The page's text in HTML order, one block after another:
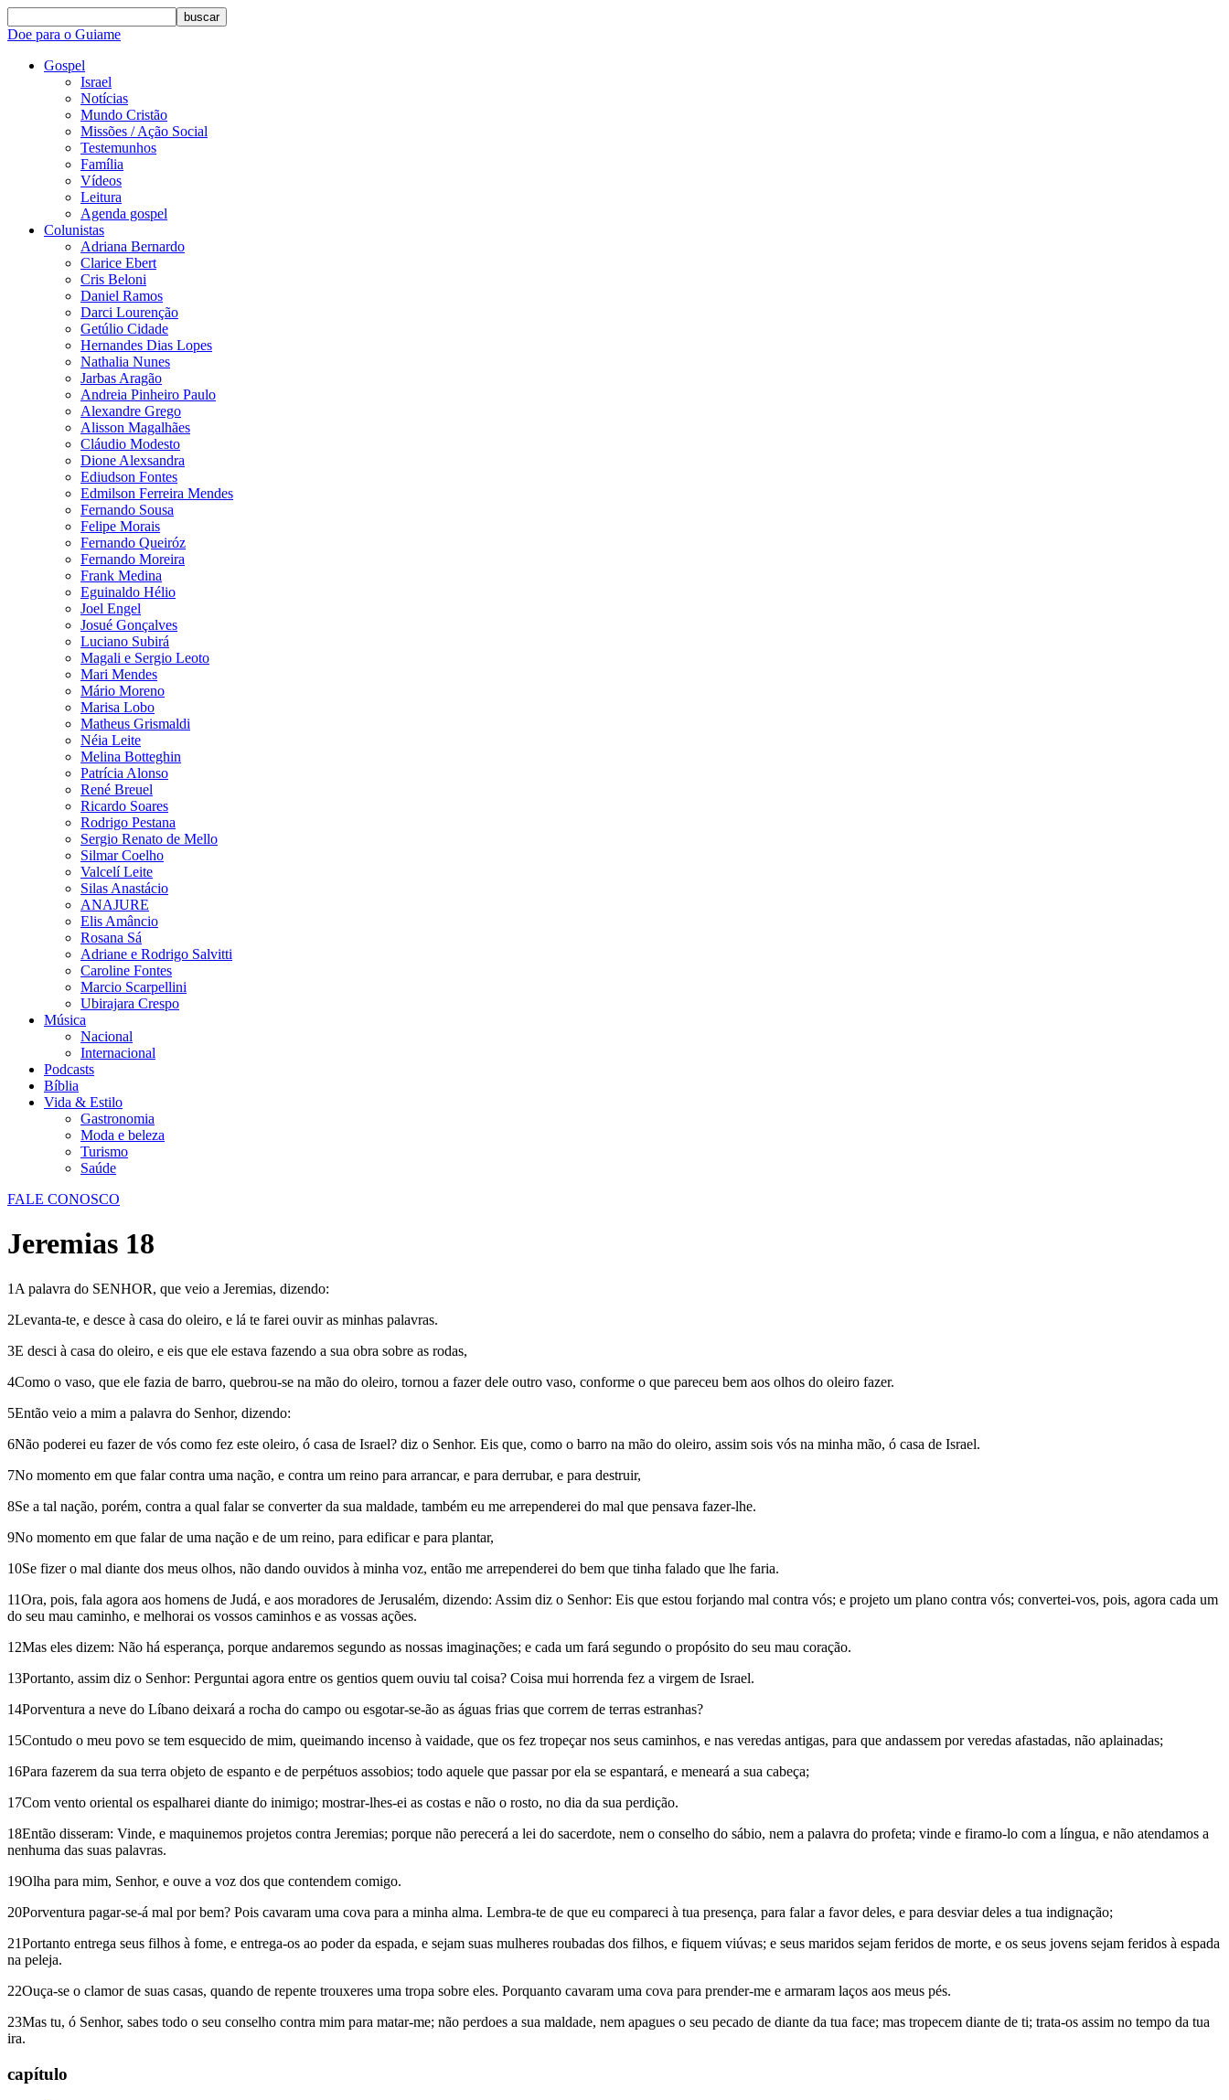
buscar
Doe para o Guiame
Gospel
Israel
Notícias
Mundo Cristão
Missões / Ação Social
Testemunhos
Família
Vídeos
Leitura
Agenda gospel
Colunistas
Adriana Bernardo
Clarice Ebert
Cris Beloni
Daniel Ramos
Darci Lourenção
Getúlio Cidade
Hernandes Dias Lopes
Nathalia Nunes
Jarbas Aragão
Andreia Pinheiro Paulo
Alexandre Grego
Alisson Magalhães
Cláudio Modesto
Dione Alexsandra
Ediudson Fontes
Edmilson Ferreira Mendes
Fernando Sousa
Felipe Morais
Fernando Queiróz
Fernando Moreira
Frank Medina
Eguinaldo Hélio
Joel Engel
Josué Gonçalves
Luciano Subirá
Magali e Sergio Leoto
Mari Mendes
Mário Moreno
Marisa Lobo
Matheus Grismaldi
Néia Leite
Melina Botteghin
Patrícia Alonso
René Breuel
Ricardo Soares
Rodrigo Pestana
Sergio Renato de Mello
Silmar Coelho
Valcelí Leite
Silas Anastácio
ANAJURE
Elis Amâncio
Rosana Sá
Adriane e Rodrigo Salvitti
Caroline Fontes
Marcio Scarpellini
Ubirajara Crespo
Música
Nacional
Internacional
Podcasts
Bíblia
Vida & Estilo
Gastronomia
Moda e beleza
Turismo
Saúde
FALE CONOSCO
Jeremias 18
1A palavra do SENHOR, que veio a Jeremias, dizendo:
2Levanta-te, e desce à casa do oleiro, e lá te farei ouvir as minhas palavras.
3E desci à casa do oleiro, e eis que ele estava fazendo a sua obra sobre as rodas,
4Como o vaso, que ele fazia de barro, quebrou-se na mão do oleiro, tornou a fazer dele outro vaso, conforme o que pareceu bem aos olhos do oleiro fazer.
5Então veio a mim a palavra do Senhor, dizendo:
6Não poderei eu fazer de vós como fez este oleiro, ó casa de Israel? diz o Senhor. Eis que, como o barro na mão do oleiro, assim sois vós na minha mão, ó casa de Israel.
7No momento em que falar contra uma nação, e contra um reino para arrancar, e para derrubar, e para destruir,
8Se a tal nação, porém, contra a qual falar se converter da sua maldade, também eu me arrependerei do mal que pensava fazer-lhe.
9No momento em que falar de uma nação e de um reino, para edificar e para plantar,
10Se fizer o mal diante dos meus olhos, não dando ouvidos à minha voz, então me arrependerei do bem que tinha falado que lhe faria.
11Ora, pois, fala agora aos homens de Judá, e aos moradores de Jerusalém, dizendo: Assim diz o Senhor: Eis que estou forjando mal contra vós; e projeto um plano contra vós; convertei-vos, pois, agora cada um
do seu mau caminho, e melhorai os vossos caminhos e as vossas ações.
12Mas eles dizem: Não há esperança, porque andaremos segundo as nossas imaginações; e cada um fará segundo o propósito do seu mau coração.
13Portanto, assim diz o Senhor: Perguntai agora entre os gentios quem ouviu tal coisa? Coisa mui horrenda fez a virgem de Israel.
14Porventura a neve do Líbano deixará a rocha do campo ou esgotar-se-ão as águas frias que correm de terras estranhas?
15Contudo o meu povo se tem esquecido de mim, queimando incenso à vaidade, que os fez tropeçar nos seus caminhos, e nas veredas antigas, para que andassem por veredas afastadas, não aplainadas;
16Para fazerem da sua terra objeto de espanto e de perpétuos assobios; todo aquele que passar por ela se espantará, e meneará a sua cabeça;
17Com vento oriental os espalharei diante do inimigo; mostrar-lhes-ei as costas e não o rosto, no dia da sua perdição.
18Então disseram: Vinde, e maquinemos projetos contra Jeremias; porque não perecerá a lei do sacerdote, nem o conselho do sábio, nem a palavra do profeta; vinde e firamo-lo com a língua, e não atendamos a
nenhuma das suas palavras.
19Olha para mim, Senhor, e ouve a voz dos que contendem comigo.
20Porventura pagar-se-á mal por bem? Pois cavaram uma cova para a minha alma. Lembra-te de que eu compareci à tua presença, para falar a favor deles, e para desviar deles a tua indignação;
21Portanto entrega seus filhos à fome, e entrega-os ao poder da espada, e sejam suas mulheres roubadas dos filhos, e fiquem viúvas; e seus maridos sejam feridos de morte, e os seus jovens sejam feridos à espada
na peleja.
22Ouça-se o clamor de suas casas, quando de repente trouxeres uma tropa sobre eles. Porquanto cavaram uma cova para prender-me e armaram laços aos meus pés.
23Mas tu, ó Senhor, sabes todo o seu conselho contra mim para matar-me; não perdoes a sua maldade, nem apagues o seu pecado de diante da tua face; mas tropecem diante de ti; trata-os assim no tempo da tua
ira.
capítulo